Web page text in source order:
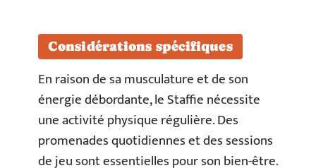
Considérations spécifiques
En raison de sa musculature et de son
énergie débordante, le Staffie nécessite
une activité physique régulière. Des
promenades quotidiennes et des sessions
de jeu sont essentielles pour son bien-être.